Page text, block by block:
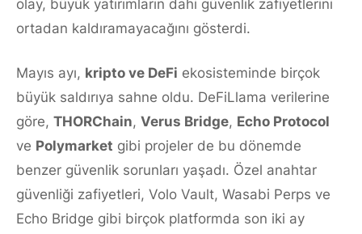
olay, büyük yatırımların dahi güvenlik zafiyetlerini
ortadan kaldıramayacağını gösterdi.
Mayıs ayı, kripto ve DeFi ekosisteminde birçok
büyük saldırıya sahne oldu. DeFiLlama verilerine
göre, THORChain, Verus Bridge, Echo Protocol
ve Polymarket gibi projeler de bu dönemde
benzer güvenlik sorunları yaşadı. Özel anahtar
güvenliği zafiyetleri, Volo Vault, Wasabi Perps ve
Echo Bridge gibi birçok platformda son iki ay